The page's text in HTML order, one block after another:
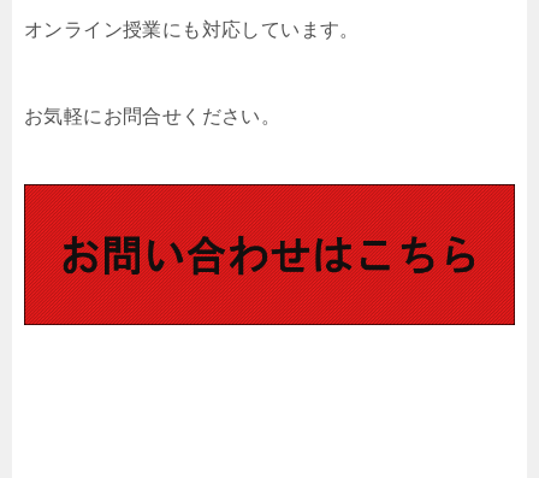
オンライン授業にも対応しています。
お気軽にお問合せください。